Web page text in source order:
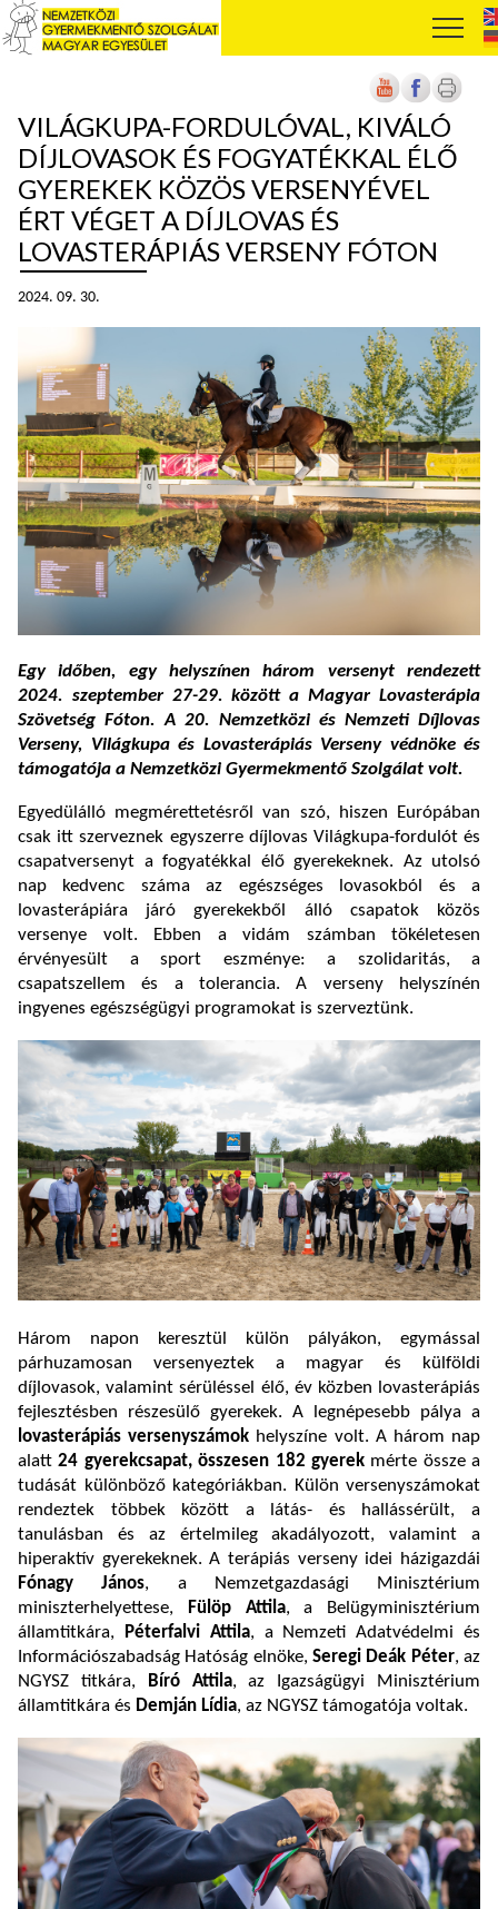
VILÁGKUPA-FORDULÓVAL, KIVÁLÓ
DÍJLOVASOK ÉS FOGYATÉKKAL ÉLŐ
GYEREKEK KÖZÖS VERSENYÉVEL
ÉRT VÉGET A DÍJLOVAS ÉS
LOVASTERÁPIÁS VERSENY FÓTON
2024. 09. 30.
Egy időben, egy helyszínen három versenyt rendezett
2024. szeptember 27-29. között a Magyar Lovasterápia
Szövetség Fóton. A 20. Nemzetközi és Nemzeti Díjlovas
Verseny, Világkupa és Lovasterápiás Verseny védnöke és
támogatója a Nemzetközi Gyermekmentő Szolgálat volt.
Egyedülálló megmérettetésről van szó, hiszen Európában
csak itt szerveznek egyszerre díjlovas Világkupa-fordulót és
csapatversenyt a fogyatékkal élő gyerekeknek. Az utolsó
nap kedvenc száma az egészséges lovasokból és a
lovasterápiára járó gyerekekből álló csapatok közös
versenye volt. Ebben a vidám számban tökéletesen
érvényesült a sport eszménye: a szolidaritás, a
csapatszellem és a tolerancia. A verseny helyszínén
ingyenes egészségügyi programokat is szerveztünk.
Három napon keresztül külön pályákon, egymással
párhuzamosan versenyeztek a magyar és külföldi
díjlovasok, valamint sérüléssel élő, év közben lovasterápiás
fejlesztésben részesülő gyerekek. A legnépesebb pálya a
lovasterápiás versenyszámok helyszíne volt. A három nap
alatt24 gyerekcsapat, összesen 182 gyerek mérte össze a
tudását különböző kategóriákban. Külön versenyszámokat
rendeztek többek között a látás- és hallássérült, a
tanulásban és az értelmileg akadályozott, valamint a
hiperaktív gyerekeknek. A terápiás verseny idei házigazdái
Fónagy János, a Nemzetgazdasági Minisztérium
miniszterhelyettese, Fülöp Attila, a Belügyminisztérium
államtitkára, Péterfalvi Attila, a Nemzeti Adatvédelmi és
Információszabadság Hatóság elnöke, Seregi Deák Péter, az
NGYSZ titkára, Bíró Attila, az Igazságügyi Minisztérium
államtitkára és Demján Lídia, az NGYSZ támogatója voltak.